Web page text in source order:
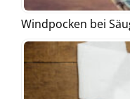
Windpocken bei